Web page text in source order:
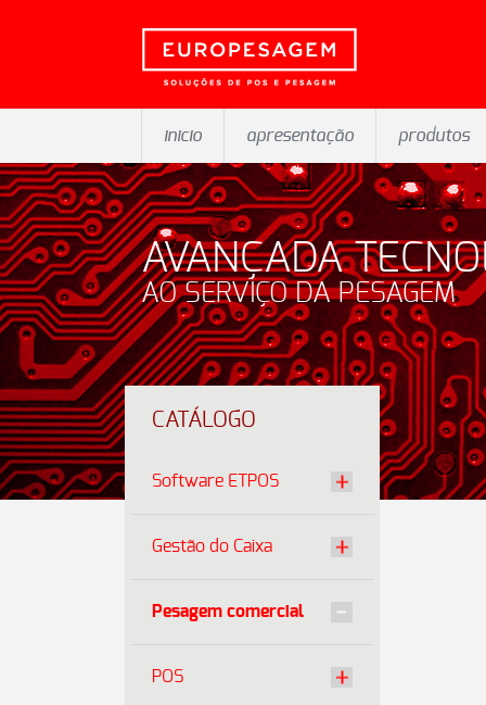
inicio apresentação produtos
AVANÇADA
AO SERVIÇO DA PESAGEM
CATÁLOGO
Software ETPOS
Gestão do Caixa
Pesagem comercial
POS